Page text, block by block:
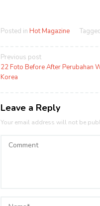
Posted in Hot Magazine
Post
navigation
Previous post
22 Foto Before After Perubahan
Korea
Leave a Reply
Your email address will not be